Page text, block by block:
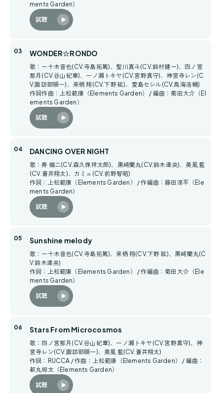
ments Garden）
試聴
WONDER☆RONDO
歌：一十木音也(CV.寺島拓篤)、聖川真斗(CV.鈴村健一)、四ノ宮
那月(CV.谷山紀章)、一ノ瀬トキヤ(CV.宮野真守)、神宮寺レン(C
V.諏訪部順一)、来栖 翔(CV.下野 紘)、愛島セシル(CV.鳥海浩輔)
作詞作曲：上松範康（Elements Garden） / 編曲：菊田大介（El
ements Garden）
試聴
DANCING OVER NIGHT
歌：寿 嶺二(CV.森久保祥太郎)、黒崎蘭丸(CV.鈴木達央)、美風 藍
(CV.蒼井翔太)、カミュ(CV.前野智昭)
作詞：上松範康（Elements Garden） / 作編曲：藤田淳平（Ele
ments Garden）
試聴
Sunshine melody
歌：一十木音也(CV.寺島拓篤)、来栖 翔(CV.下野 紘)、黒崎蘭丸(C
V.鈴木達央)
作詞：上松範康（Elements Garden） / 作編曲：菊田大介（Ele
ments Garden）
試聴
Stars From Microcosmos
歌：四ノ宮那月(CV.谷山紀章)、一ノ瀬トキヤ(CV.宮野真守)、神
宮寺レン(CV.諏訪部順一)、美風 藍(CV.蒼井翔太)
作詞：RUCCA / 作曲：上松範康（Elements Garden） / 編曲：
都丸椋太（Elements Garden）
試聴